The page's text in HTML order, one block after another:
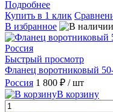
Подробнее
Купить в 1 клик
В избранное
Быстрый просмотр
Фланец воротниковый
Россия 1 800 ₽ / шт
В корзину